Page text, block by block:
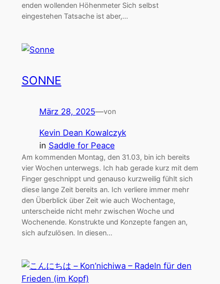
enden wollenden Höhenmeter Sich selbst
eingestehen Tatsache ist aber,…
SONNE
März 28, 2025—von
Kevin Dean Kowalczyk
in Saddle for Peace
Am kommenden Montag, den 31.03, bin ich bereits
vier Wochen unterwegs. Ich hab gerade kurz mit dem
Finger geschnippt und genauso kurzweilig fühlt sich
diese lange Zeit bereits an. Ich verliere immer mehr
den Überblick über Zeit wie auch Wochentage,
unterscheide nicht mehr zwischen Woche und
Wochenende. Konstrukte und Konzepte fangen an,
sich aufzulösen. In diesen…